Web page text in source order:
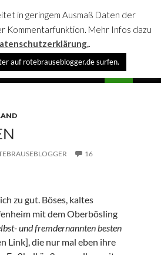
16
zu gut. Böses, kaltes
mit dem Oberbösling
und fremdernannten besten
Link], die nur mal eben ihre
in geringem Ausmaß Daten der
Kommentarfunktion. Mehr Infos dazu
.
auf rotebrauseblogger.de surfen.